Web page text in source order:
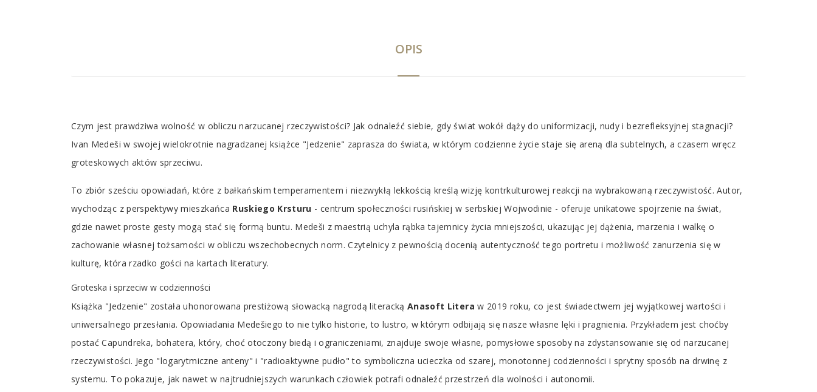
OPIS
Tab
Article
Czym jest prawdziwa wolność w obliczu narzucanej rzeczywistości? Jak odnaleźć siebie, gdy świat wokół dąży do uniformizacji, nudy i bezrefleksyjnej stagnacji?
Ivan Medeši w swojej wielokrotnie nagradzanej książce "Jedzenie" zaprasza do świata, w którym codzienne życie staje się areną dla subtelnych, a czasem wręcz
groteskowych aktów sprzeciwu.
To zbiór sześciu opowiadań, które z bałkańskim temperamentem i niezwykłą lekkością kreślą wizję kontrkulturowej reakcji na wybrakowaną rzeczywistość. Autor,
wychodząc z perspektywy mieszkańca Ruskiego Krsturu - centrum społeczności rusińskiej w serbskiej Wojwodinie - oferuje unikatowe spojrzenie na świat,
gdzie nawet proste gesty mogą stać się formą buntu. Medeši z maestrią uchyla rąbka tajemnicy życia mniejszości, ukazując jej dążenia, marzenia i walkę o
zachowanie własnej tożsamości w obliczu wszechobecnych norm. Czytelnicy z pewnością docenią autentyczność tego portretu i możliwość zanurzenia się w
kulturę, która rzadko gości na kartach literatury.
Groteska i sprzeciw w codzienności
Książka "Jedzenie" została uhonorowana prestiżową słowacką nagrodą literacką Anasoft Litera w 2019 roku, co jest świadectwem jej wyjątkowej wartości i
uniwersalnego przesłania. Opowiadania Medešiego to nie tylko historie, to lustro, w którym odbijają się nasze własne lęki i pragnienia. Przykładem jest choćby
postać Capundreka, bohatera, który, choć otoczony biedą i ograniczeniami, znajduje swoje własne, pomysłowe sposoby na zdystansowanie się od narzucanej
rzeczywistości. Jego "logarytmiczne anteny" i "radioaktywne pudło" to symboliczna ucieczka od szarej, monotonnej codzienności i sprytny sposób na drwinę z
systemu. To pokazuje, jak nawet w najtrudniejszych warunkach człowiek potrafi odnaleźć przestrzeń dla wolności i autonomii.